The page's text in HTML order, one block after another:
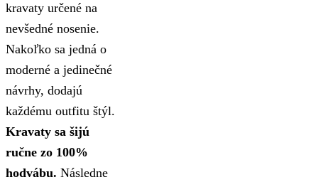
kravaty určené na
nevšedné nosenie.
Nakoľko sa jedná o
moderné a jedinečné
návrhy, dodajú
každému outfitu štýl.
Kravaty sa šijú
ručne zo 100%
hodvábu. Následne